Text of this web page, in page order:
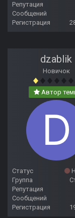
Репутация
Сообщений
Регистрация
dzablik
Новичок
Автор
Статус
Группа
Репутация
Сообщений
Регистрация